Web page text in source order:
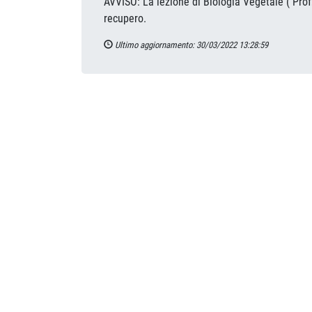
recupero.
Ultimo aggiornamento: 30/03/2022 13:28:59